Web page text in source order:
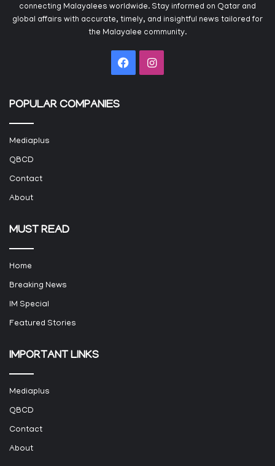
connecting Malayalees worldwide. Stay informed on Qatar and
global affairs with accurate, timely, and insightful news tailored for
the Malayalee community.
FacebookInstagram
POPULAR COMPANIES
Mediaplus
QBCD
Contact
About
MUST READ
Home
Breaking News
IM Special
Featured Stories
IMPORTANT LINKS
Mediaplus
QBCD
Contact
About